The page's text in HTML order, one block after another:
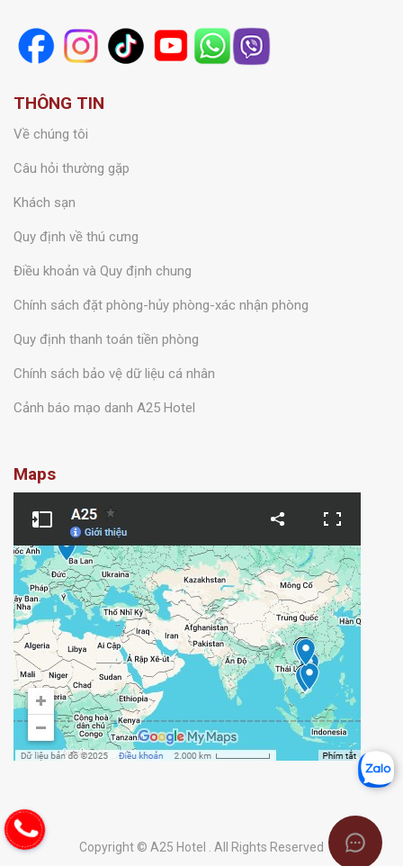
THÔNG TIN
Về chúng tôi
Câu hỏi thường gặp
Khách sạn
Quy định về thú cưng
Điều khoản và Quy định chung
Chính sách đặt phòng-hủy phòng-xác nhận phòng
Quy định thanh toán tiền phòng
Chính sách bảo vệ dữ liệu cá nhân
Cảnh báo mạo danh A25 Hotel
Maps
Copyright © A25 Hotel . All Rights Reserved